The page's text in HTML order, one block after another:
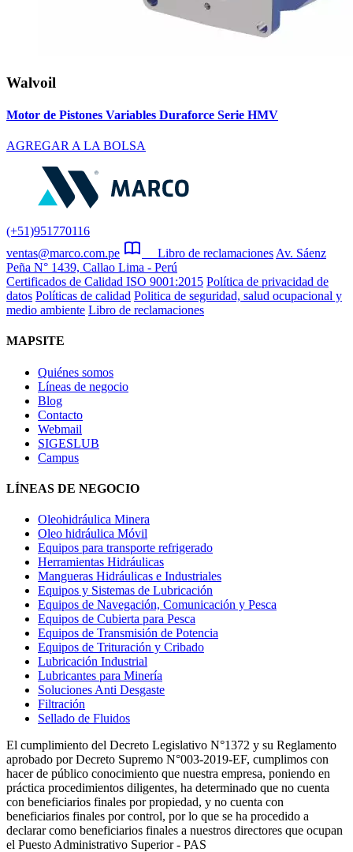
Walvoil
Motor de Pistones Variables Duraforce Serie HMV
AGREGAR A LA BOLSA
(+51)951770116
ventas@marco.com.pe
Libro de reclamaciones Av. Sáenz
Peña N° 1439, Callao Lima - Perú
Certificados de Calidad ISO 9001:2015 Política de privacidad de
datos Políticas de calidad Politica de seguridad, salud ocupacional y
medio ambiente Libro de reclamaciones
MAPSITE
Quiénes somos
Líneas de negocio
Blog
Contacto
Webmail
SIGESLUB
Campus
LÍNEAS DE NEGOCIO
Oleohidráulica Minera
Oleo hidráulica Móvil
Equipos para transporte refrigerado
Herramientas Hidráulicas
Mangueras Hidráulicas e Industriales
Equipos y Sistemas de Lubricación
Equipos de Navegación, Comunicación y Pesca
Equipos de Cubierta para Pesca
Equipos de Transmisión de Potencia
Equipos de Trituración y Cribado
Lubricación Industrial
Lubricantes para Minería
Soluciones Anti Desgaste
Filtración
Sellado de Fluidos
El cumplimiento del Decreto Legislativo N°1372 y su Reglamento
aprobado por Decreto Supremo N°003-2019-EF, cumplimos con
hacer de público conocimiento que nuestra empresa, poniendo en
práctica procedimientos diligentes, ha determinado que no cuenta
con beneficiarios finales por propiedad, y no cuenta con
beneficiarios finales por control, por lo que se ha procedido a
declarar como beneficiarios finales a nuestros directores que ocupan
el Puesto Administrativo Superior - PAS